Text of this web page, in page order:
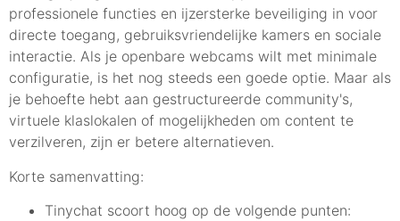
professionele functies en ijzersterke beveiliging in voor
directe toegang, gebruiksvriendelijke kamers en sociale
interactie. Als je openbare webcams wilt met minimale
configuratie, is het nog steeds een goede optie. Maar als
je behoefte hebt aan gestructureerde community's,
virtuele klaslokalen of mogelijkheden om content te
verzilveren, zijn er betere alternatieven.
Korte samenvatting:
Tinychat scoort hoog op de volgende punten: